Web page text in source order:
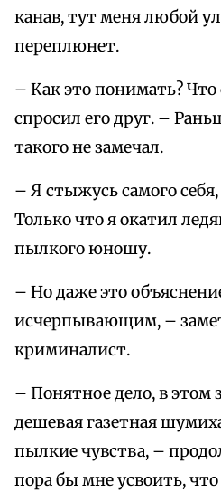
канав, тут меня любой
переплюнет.
– Как это понимать? Что
спросил его друг. –
такого не замечал.
– Я стыжусь самого
Только что я окатил
пылкого юношу.
– Но даже это
исчерпывающим, –
криминалист.
– Понятное дело, в этом
дешевая газетная
пылкие чувства, –
пора бы мне усвоить,